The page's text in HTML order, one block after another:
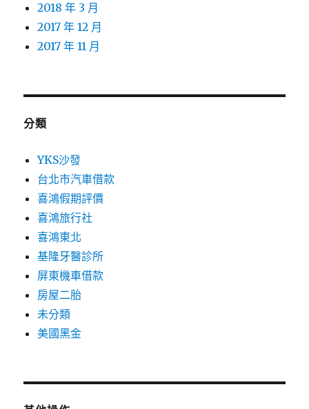
2018 年 3 月
2017 年 12 月
2017 年 11 月
分類
YKS沙發
台北市汽車借款
喜鴻假期評價
喜鴻旅行社
喜鴻東北
基隆牙醫診所
屏東機車借款
房屋二胎
未分類
美國黑金